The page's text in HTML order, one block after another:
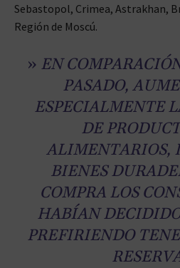
Sebastopol, Crimea, Astrakhan,
Región de Moscú.
» EN
PASADO,
ESPECIALMENTE
DE
ALIMENTARIOS,
BIENES
COMPRA LOS
HABÍAN
PREFIRIENDO